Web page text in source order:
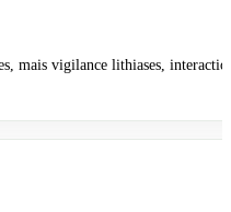
mais vigilance lithiases,